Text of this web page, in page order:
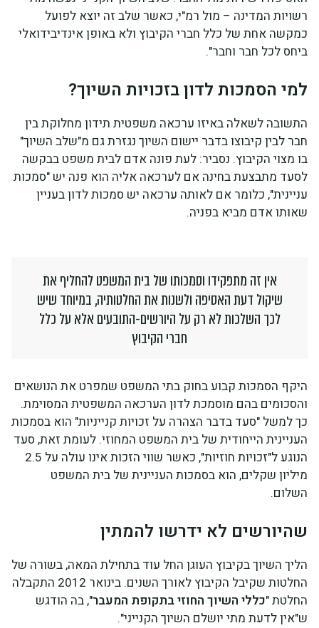
רשויות המדינה – מול רמ"י, כאשר שלב זה יוצא לפועל
כמקשה אחת של כלל חברי הקיבוץ ולא באופן אינדיבידואלי
ביחס לכל חבר וחבר".
למי הסמכות לדון בזכויות השיוך?
התשובה לשאלה באיזו ערכאה משפטית תידון מחלוקת בין
חבר לבין קיבוצו בדבר יישום השיוך נגזרת גם מ"שלב השיוך"
בו מצוי הקיבוץ. נסביר: לעת פונה אדם לבית משפט בבקשה
לסעד מתבצעת בחינה אם לערכאה אליה הוא פנה יש "סמכות
עניינית", כלומר אם לאותה ערכאה יש סמכות לדון בעניין
שאותו אדם מביא בפניה.
אין זה מתפקידו וסמכותו של בית המשפט להחליף את
שיקול דעת האסיפה ולשנות את החלטותיה, במיוחד שיש
לכך השלכות לא רק על היורשים-התובעים אלא על כלל
חברי הקיבוץ
היקף הסמכות קבוע בחוק בתי המשפט שמפרט את הנושאים
והסכומים בהם מוסמכת לדון הערכאה המשפטית המסוימת.
כך למשל "סעד בדבר הצהרה על זכויות קנייניות" הוא בסמכות
העניינית הייחודית של בית המשפט המחוזי. לעומת זאת, סעד
הנוגע ל"זכויות חוזיות", כאשר שווי הזכות אינו עולה על 2.5
מיליון שקלים, הוא בסמכות העניינית של בית המשפט
השלום.
שהיורשים לא ידרשו להמתין
הליך השיוך בקיבוץ העוגן החל עוד בתחילת המאה, בשורה של
החלטות שקיבל הקיבוץ לאורך השנים. בינואר 2012 התקבלה
החלטת "כללי השיוך החוזי בתקופת המעבר", בה הודגש
ש"אין לדעת מתי יושלם השיוך הקנייני".